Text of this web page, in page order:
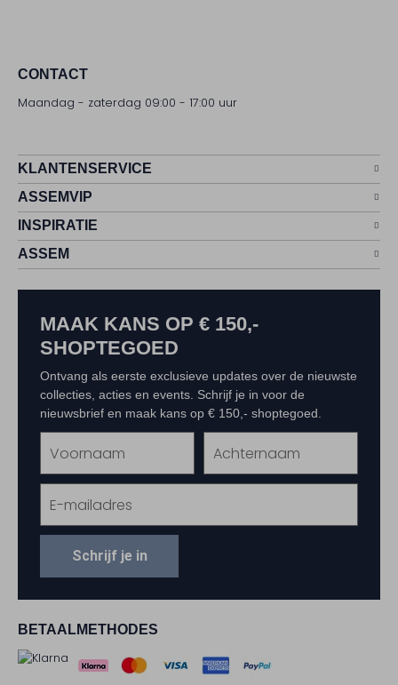
CONTACT
Maandag - zaterdag 09:00 - 17:00 uur
KLANTENSERVICE
ASSEMVIP
INSPIRATIE
ASSEM
BETAALMETHODES
MAAK KANS OP € 150,-
SHOPTEGOED
Ontvang als eerste exclusieve updates over de nieuwste
collecties, acties en events. Schrijf je in voor de
nieuwsbrief en maak kans op € 150,- shoptegoed.
Schrijf je in